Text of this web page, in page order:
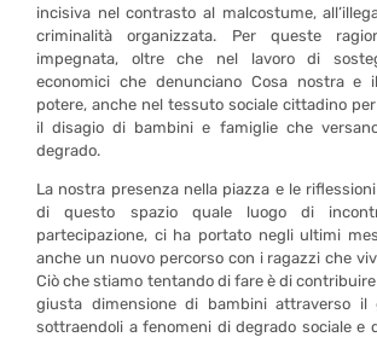
incisiva nel contrasto al malcostume,
criminalità organizzata. Per queste
impegnata, oltre che nel lavoro di
economici che denunciano Cosa nostra e
potere, anche nel tessuto sociale cittadino per
il disagio di bambini e famiglie che
degrado.
La nostra presenza nella piazza e le
di questo spazio quale luogo di
partecipazione, ci ha portato negli ultimi
anche un nuovo percorso con i ragazzi che
Ciò che stiamo tentando di fare è di
giusta dimensione di bambini attraverso il
sottraendoli a fenomeni di degrado sociale e